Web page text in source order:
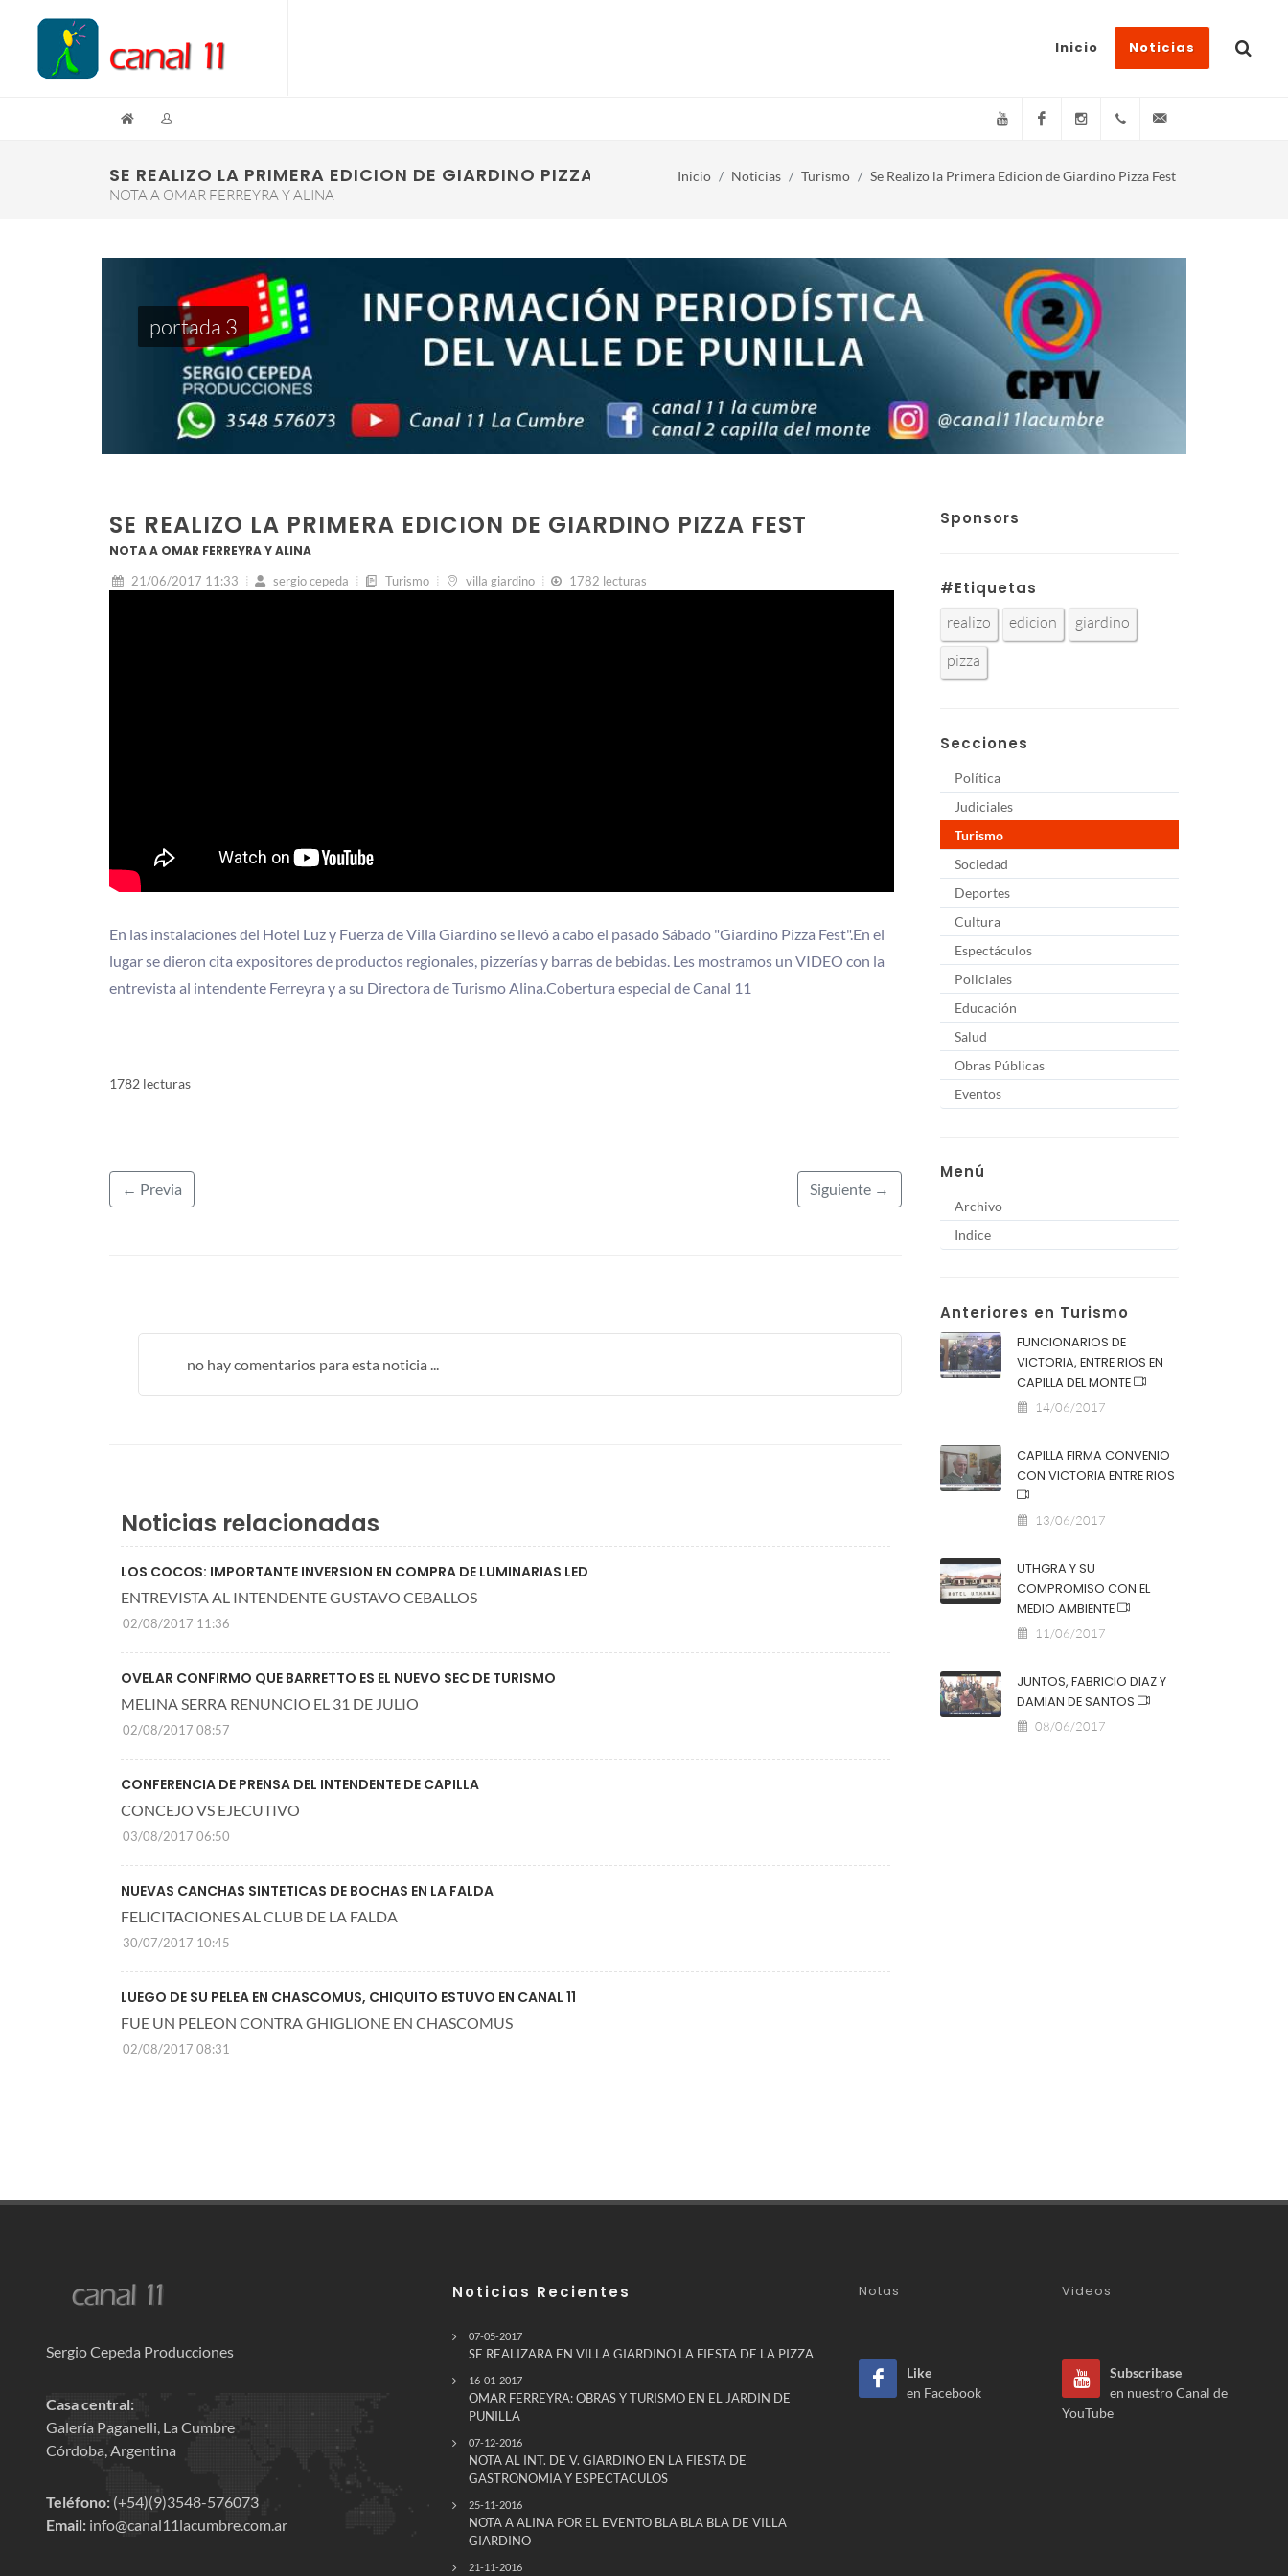
Inicio Noticias
YouTube FacebookInstagram(+54)(9)3548-576073
SE REALIZO LA PRIMERA EDICION DE GIARDINO PIZZA FEST
NOTA A OMAR FERREYRA Y ALINA
Inicio Noticias Turismo Se Realizo la Primera Edicion de Giardino Pizza Fest
portada 3
SE REALIZO LA PRIMERA EDICION DE GIARDINO PIZZA FEST
NOTA A OMAR FERREYRA Y ALINA
21/06/2017 11:33 sergio cepeda Turismo villa giardino 1782 lecturas
En las instalaciones del Hotel Luz y Fuerza de Villa Giardino se llevó a cabo el pasado Sábado "Giardino Pizza Fest".En el
lugar se dieron cita expositores de productos regionales, pizzerías y barras de bebidas. Les mostramos un VIDEO con la
entrevista al intendente Ferreyra y a su Directora de Turismo Alina.Cobertura especial de Canal 11
1782 lecturas
← Previa Siguiente →
no hay comentarios para esta noticia ...
Noticias relacionadas
LOS COCOS: IMPORTANTE INVERSION EN COMPRA DE LUMINARIAS LED
ENTREVISTA AL INTENDENTE GUSTAVO CEBALLOS
02/08/2017 11:36
OVELAR CONFIRMO QUE BARRETTO ES EL NUEVO SEC DE TURISMO
MELINA SERRA RENUNCIO EL 31 DE JULIO
02/08/2017 08:57
CONFERENCIA DE PRENSA DEL INTENDENTE DE CAPILLA
CONCEJO VS EJECUTIVO
03/08/2017 06:50
NUEVAS CANCHAS SINTETICAS DE BOCHAS EN LA FALDA
FELICITACIONES AL CLUB DE LA FALDA
30/07/2017 10:45
LUEGO DE SU PELEA EN CHASCOMUS, CHIQUITO ESTUVO EN CANAL 11
FUE UN PELEON CONTRA GHIGLIONE EN CHASCOMUS
02/08/2017 08:31
Sponsors
#Etiquetas
realizo edicion
giardino
pizza
Secciones
Política
Judiciales
Turismo
Sociedad
Deportes
Cultura
Espectáculos
Policiales
Educación
Salud
Obras Públicas
Eventos
Menú
Archivo
Indice
Anteriores en Turismo
FUNCIONARIOS DE
VICTORIA, ENTRE RIOS EN
CAPILLA DEL MONTE
14/06/2017
CAPILLA FIRMA CONVENIO
CON VICTORIA ENTRE RIOS
13/06/2017
UTHGRA Y SU
COMPROMISO CON EL
MEDIO AMBIENTE
11/06/2017
JUNTOS, FABRICIO DIAZ Y
DAMIAN DE SANTOS
08/06/2017
Sergio Cepeda Producciones
Casa central:
Galería Paganelli, La Cumbre
Córdoba, Argentina
Teléfono: (+54)(9)3548-576073
Email: info@canal11lacumbre.com.ar
Noticias Recientes
07-05-2017
SE REALIZARA EN VILLA GIARDINO LA FIESTA DE LA PIZZA
16-01-2017
OMAR FERREYRA: OBRAS Y TURISMO EN EL JARDIN DE
PUNILLA
07-12-2016
NOTA AL INT. DE V. GIARDINO EN LA FIESTA DE
GASTRONOMIA Y ESPECTACULOS
25-11-2016
NOTA A ALINA POR EL EVENTO BLA BLA BLA DE VILLA
GIARDINO
21-11-2016
Notas Videos
Like
en Facebook
Subscribase
en nuestro Canal de
YouTube